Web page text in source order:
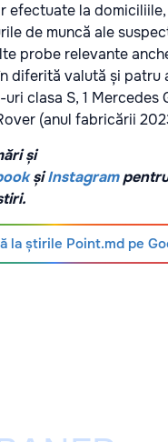
efectuate la domiciliile,
de muncă ale
probe relevante
diferită valută și patru
clasa S, 1 Mercedes
(anul fabricării
și
șiInstagram
la știrile Point.md pe